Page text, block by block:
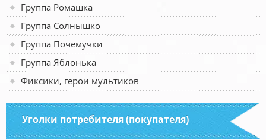
Группа Ромашка
Группа Солнышко
Группа Почемучки
Группа Яблонька
Фиксики, герои мультиков
Уголки потребителя (покупателя)